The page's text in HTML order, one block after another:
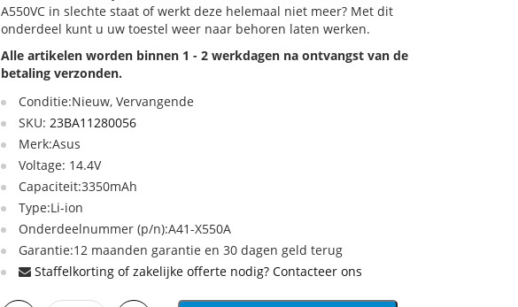
A550VC in slechte staat of werkt deze helemaal niet meer? Met dit
onderdeel kunt u uw toestel weer naar behoren laten werken.
Alle artikelen worden binnen 1 - 2 werkdagen na ontvangst van de
betaling verzonden.
Conditie:Nieuw, Vervangende
SKU:23BA11280056
Merk:Asus
Voltage: 14.4V
Capaciteit:3350mAh
Type:Li-ion
Onderdeelnummer (p/n):A41-X550A
Garantie:12 maanden garantie en 30 dagen geld terug
Staffelkorting of zakelijke offerte nodig? Contacteer ons